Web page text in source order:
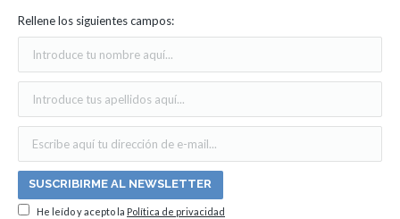
Rellene los siguientes campos:
He leído y acepto la Política de privacidad